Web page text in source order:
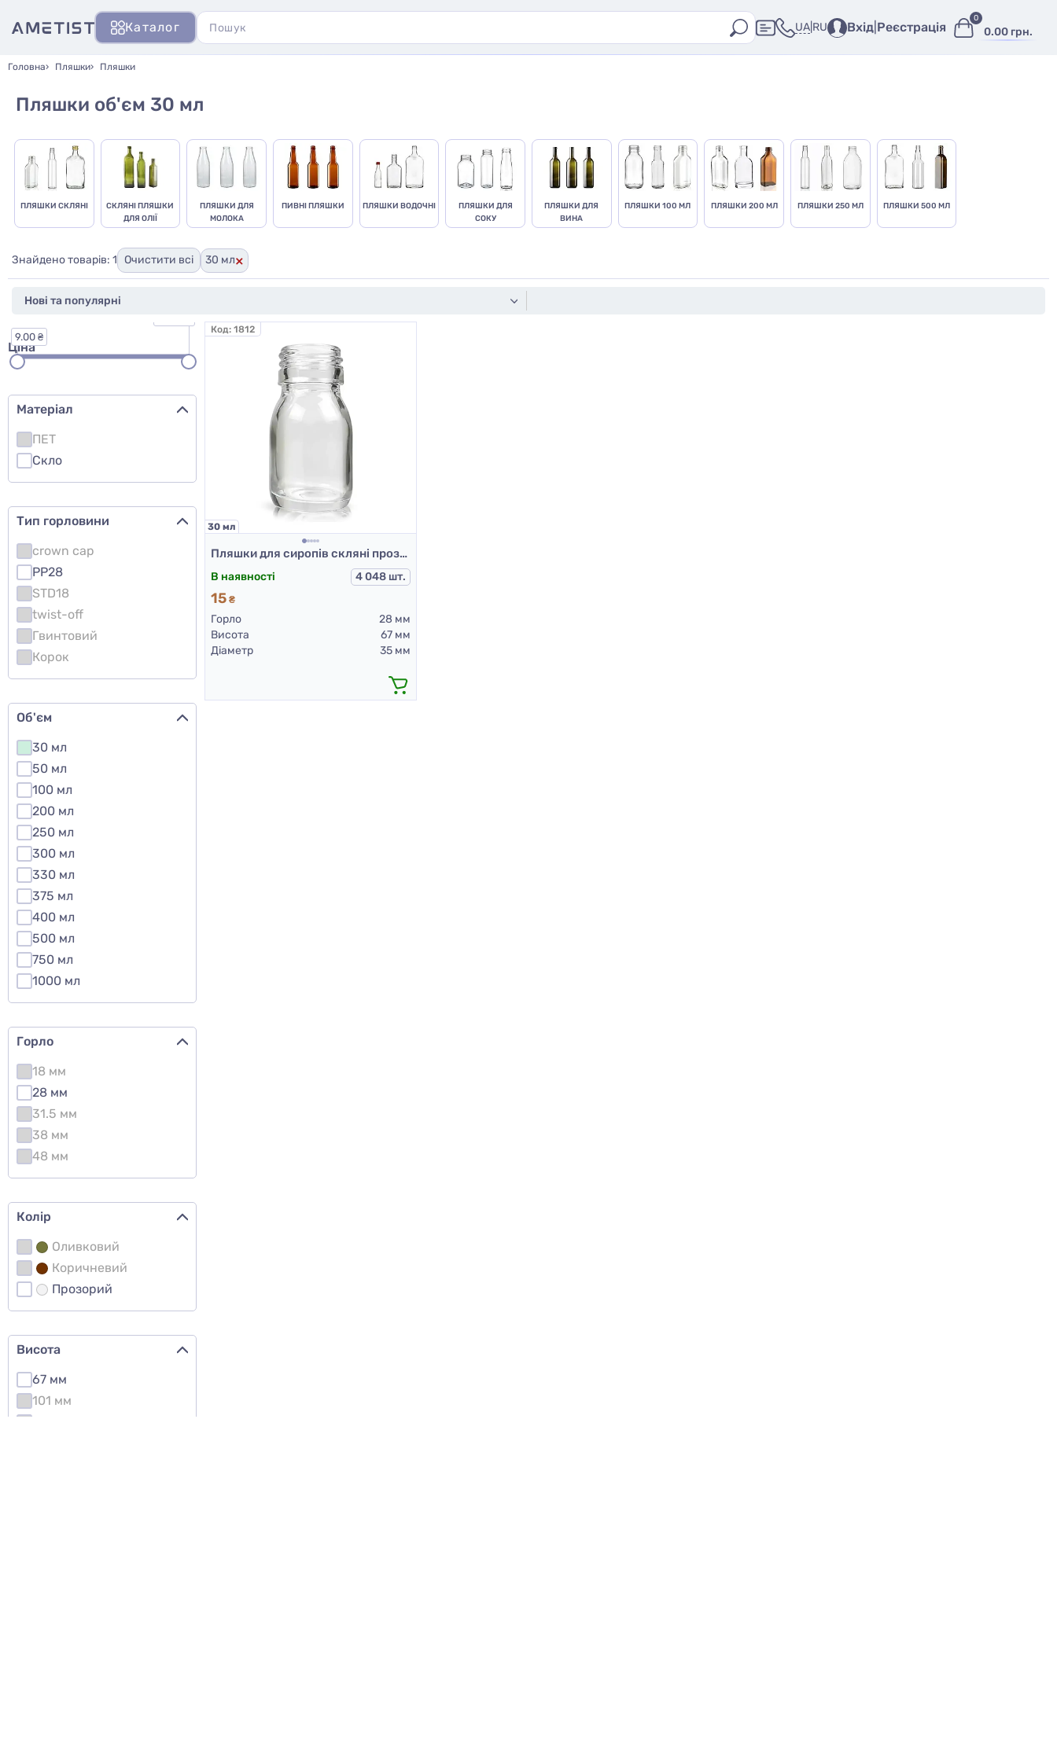
Каталог UA RU Вхід Реєстрація 0.00 грн.
0
Головна Пляшки Пляшки
Пляшки об'єм 30 мл
ПЛЯШКИ СКЛЯНІ
СКЛЯНІ ПЛЯШКИ
ДЛЯ ОЛІЇ
ПЛЯШКИ ДЛЯ
МОЛОКА
ПИВНІ ПЛЯШКИ ПЛЯШКИ ВОДОЧНІ
ПЛЯШКИ ДЛЯ
СОКУ
ПЛЯШКИ ДЛЯ
ВИНА
ПЛЯШКИ 100 МЛ ПЛЯШКИ 200 МЛ ПЛЯШКИ 250 МЛ ПЛЯШКИ 500 МЛ
Знайдено товарів: 1 Очистити всі 30 мл×
Ціна
9.00 ₴
Матеріал
ПЕТ
Скло
Тип горловини
crown cap
PP28
STD18
twist-off
Гвинтовий
Корок
Об'єм
30 мл
50 мл
100 мл
200 мл
250 мл
300 мл
330 мл
375 мл
400 мл
500 мл
750 мл
1000 мл
Горло
18 мм
28 мм
31.5 мм
38 мм
48 мм
Колір
Оливковий
Коричневий
Прозорий
Висота
67 мм
101 мм
Код: 1812
30 мл
Пляшки для сиропів скляні прозорі для Л-З 30 мл (скляний флакон 30 мл)
В наявності 4 048 шт.
15 ₴
Горло
28 мм
Висота
67 мм
Діаметр
35 мм